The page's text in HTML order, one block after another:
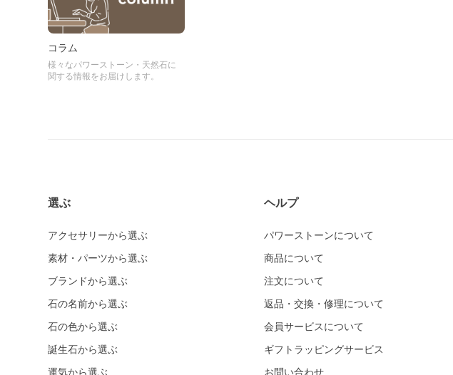
コラム
様々なパワーストーン・天然石に
関する情報をお届けします。
選ぶ
アクセサリーから選ぶ
素材・パーツから選ぶ
ブランドから選ぶ
石の名前から選ぶ
石の色から選ぶ
誕生石から選ぶ
運気から選ぶ
ヘルプ
パワーストーンについて
商品について
注文について
返品・交換・修理について
会員サービスについて
ギフトラッピングサービス
お問い合わせ